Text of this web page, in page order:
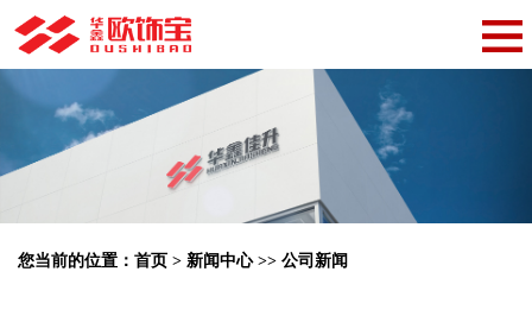
您当前的位置： 首页 > 新闻中心>> 公司新闻